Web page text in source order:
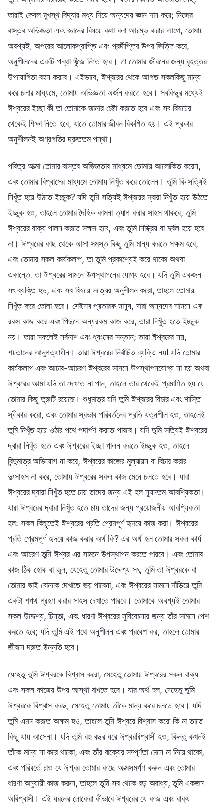
তারাই কেবল মুখস্থ বিদ্যার মধ্য দিয়ে অন্যদের জ্ঞান দান করে; নিজের
বাস্তব অভিজ্ঞতা এবং জ্ঞানের বিষয়ে কথা বলা আরম্ভ করার আগে, তোমায়
অবশ্যই, অপরের আলোকপ্রাপ্তি এবং প্রদীপ্তির উপর ভিত্তি করে,
অনুশীলনের একটি পন্থা খুঁজে নিতে হবে। তা তোমার জীবনের জন্য বৃহত্তর
উপযোগিতা বহন করবে। এইভাবে, ঈশ্বরের থেকে আগত সকলকিছু মান্য
করে চলার মাধ্যমে, তোমায় অভিজ্ঞতা অর্জন করতে হবে। সবকিছুর মধ্যেই
ঈশ্বরের ইচ্ছা কী তা তোমাকে জানার চেষ্টা করতে হবে এবং সব বিষয়ের
থেকেই শিক্ষা নিতে হবে, যাতে তোমার জীবন বিকশিত হয়। এই প্রকার
অনুশীলনই অগ্রগতির দ্রুততম পন্থা।
পবিত্র আত্মা তোমার বাস্তব অভিজ্ঞতার মাধ্যমে তোমায় আলোকিত করেন,
এবং তোমার বিশ্বাসের মাধ্যমে তোমায় নিখুঁত করে তোলেন। তুমি কি সত্যিই
নিখুঁত হয়ে উঠতে ইচ্ছুক? যদি তুমি সত্যিই ঈশ্বরের দ্বারা নিখুঁত হয়ে উঠতে
ইচ্ছুক হও, তাহলে তোমার দৈহিক কামনা ত্যাগ করার সাহস থাকবে, তুমি
ঈশ্বরের বাক্য পালন করতে সক্ষম হবে, এবং তুমি নিষ্ক্রিয় বা দুর্বল হয়ে হবে
না। ঈশ্বরের কাছ থেকে আসা সমস্ত কিছু তুমি মান্য করতে সক্ষম হবে,
এবং তোমার সকল কার্যকলাপ, তা তুমি প্রকাশ্যেই করে থাকো অথবা
একান্তে, তা ঈশ্বরের সামনে উপস্থাপনের যোগ্য হবে। যদি তুমি একজন
সৎ ব্যক্তি হও, এবং সব বিষয়ে সত্যের অনুশীলন করো, তাহলে তোমায়
নিখুঁত করে তোলা হবে। সেইসব প্রতারক মানুষ, যারা অন্যদের সামনে এক
রকম কাজ করে এবং পিছনে অন্যরকম কাজ করে, তারা নিখুঁত হতে ইচ্ছুক
নয়। তারা সকলেই সর্বনাশ এবং ধ্বংসের সন্তান; তারা ঈশ্বরের নয়,
শয়তানের আনুগত্যাধীন। তারা ঈশ্বরের নির্বাচিত ব্যক্তি নয়! যদি তোমার
কার্যকলাপ এবং আচার-আচরণ ঈশ্বরের সামনে উপস্থাপনযোগ্য না হয় অথবা
ঈশ্বরের আত্মা যদি তা দেখতে না পান, তাহলে তার থেকেই প্রমাণিত হয় যে
তোমার কিছু ত্রুটি রয়েছে। শুধুমাত্র যদি তুমি ঈশ্বরের বিচার এবং শাস্তি
স্বীকার করো, এবং তোমার স্বভাব পরিবর্তনের প্রতি যত্নশীল হও, তাহলেই
তুমি নিখুঁত হয়ে ওঠার পথে পদার্পণ করতে পারবে। যদি তুমি সত্যিই ঈশ্বরের
দ্বারা নিখুঁত হতে এবং ঈশ্বরের ইচ্ছা পালন করতে ইচ্ছুক হও, তাহলে
বিন্দুমাত্র অভিযোগ না করে, ঈশ্বরের কাজের মূল্যায়ন বা বিচার করার
দুঃসাহস না করে, তোমায় ঈশ্বরের সকল কাজ মেনে চলতে হবে। যারা
ঈশ্বরের দ্বারা নিখুঁত হতে চায় তাদের জন্য এই হল ন্যুনতম আবশ্যিকতা।
যারা ঈশ্বরের দ্বারা নিখুঁত হতে চায় তাদের জন্য প্রয়োজনীয় আবশ্যিকতা
হল: সকল কিছুতেই ঈশ্বরের প্রতি প্রেমপূর্ণ হৃদয়ে কাজ করা। ঈশ্বরের
প্রতি প্রেমপূর্ণ হৃদয়ে কাজ করার অর্থ কি? এর অর্থ হল তোমার সকল কার্য
এবং আচরণ তুমি ঈশ্বর এর সামনে উপস্থাপন করতে পারবে। এবং তোমার
কাজ ঠিক হোক বা ভুল, যেহেতু তোমার উদ্দেশ্য সৎ, তুমি তা ঈশ্বরকে বা
তোমার ভাই বোনকে দেখাতে ভয় পাবেনা, এবং ঈশ্বরের সামনে দাঁড়িয়ে তুমি
একটা শপথ গ্রহণ করার সাহস দেখাতে পারবে। তোমাকে অবশ্যই তোমার
সকল উদ্দেশ্য, চিন্তা, এবং ধারণা ঈশ্বরের সুবিবেচনার জন্য তাঁর সামনে পেশ
করতে হবে; যদি তুমি এই পথে অনুশীলন এবং প্রবেশ কর, তাহলে তোমার
জীবনে দ্রুত উন্নতি হবে।
যেহেতু তুমি ঈশ্বরকে বিশ্বাস করো, সেহেতু তোমায় ঈশ্বরের সকল বাক্য
এবং সকল কাজের উপর আস্থা রাখতে হবে। যার অর্থ হল, যেহেতু তুমি
ঈশ্বরকে বিশ্বাস করছ, সেহেতু তোমায় তাঁকে মান্য করে চলতে হবে। যদি
তুমি এমন করতে অক্ষম হও, তাহলে তুমি ঈশ্বরে বিশ্বাস করো কি না তাতে
কিছু যায় আসেনা। যদি তুমি বহু বছর ধরে ঈশ্বরবিশ্বাসী হও, কিন্তু কখনই
তাঁকে মান্য না করে থাকো, এবং তাঁর বাক্যের সম্পূর্ণতা মেনে না নিয়ে থাকো,
এবং পরিবর্তে চাও যে ঈশ্বর তোমার কাছে আত্মসমর্পণ করুন এবং তোমার
ধারণা অনুযায়ী কাজ করুন, তাহলে তুমি সব থেকে বড় অবাধ্য, তুমি একজন
অবিশ্বাসী। এই ধরনের লোকেরা কীভাবে ঈশ্বরের যে কাজ এবং বাক্য